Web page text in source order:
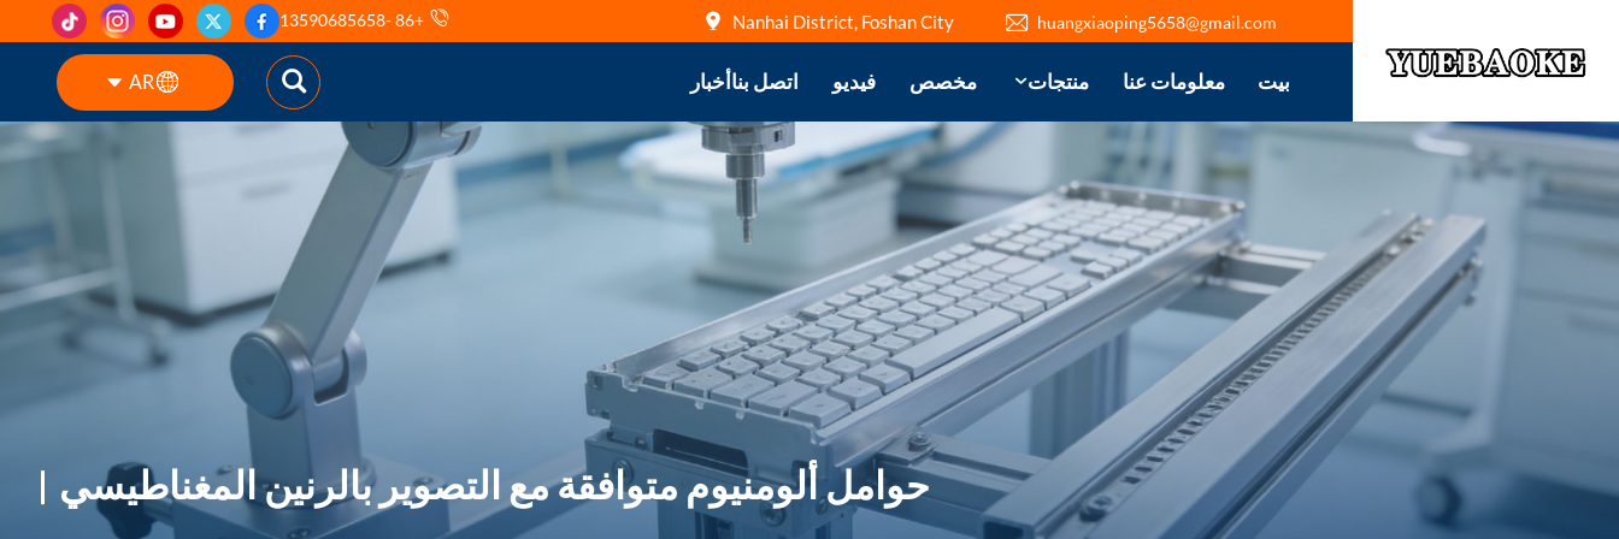
huangxiaoping5658@gmail.com
Nanhai District, Foshan City
+86 -13590685658
بيت معلومات عنا منتجات مخصص فيديو اتصل بناأخبار AR
AR
DE
حوامل ألومنيوم متوافقة مع التصوير بالرنين المغناطيسي